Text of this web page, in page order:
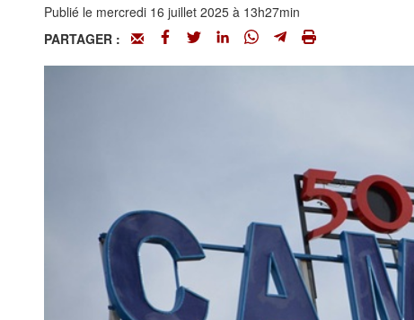
Publié le mercredi 16 juillet 2025 à 13h27min
PARTAGER :